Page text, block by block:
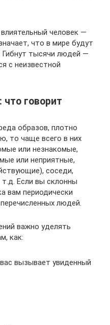
человек —
что в мире будут
Гибнут тысячи людей —
с неизвестной
что говорит
образов, плотно
то чаще всего в них
или незнакомые,
или неприятные,
соседи,
т.д. Если вы склонны
вам периодически
людей.
важно уделять
как:
вызывает увиденный